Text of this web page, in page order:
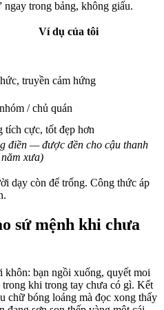
trong bảng, không giấu.
Ví dụ của tôi
truyền cảm hứng
/ chủ quán
tích cực, tốt đẹp hơn
điền — được đền cho cậu thanh
xưa)
dạy còn để trống. Công thức áp
sứ mệnh khi chưa
bạn ngồi xuống, quyết moi
khi trong tay chưa có gì. Kết
chữ bóng loáng mà đọc xong thấy